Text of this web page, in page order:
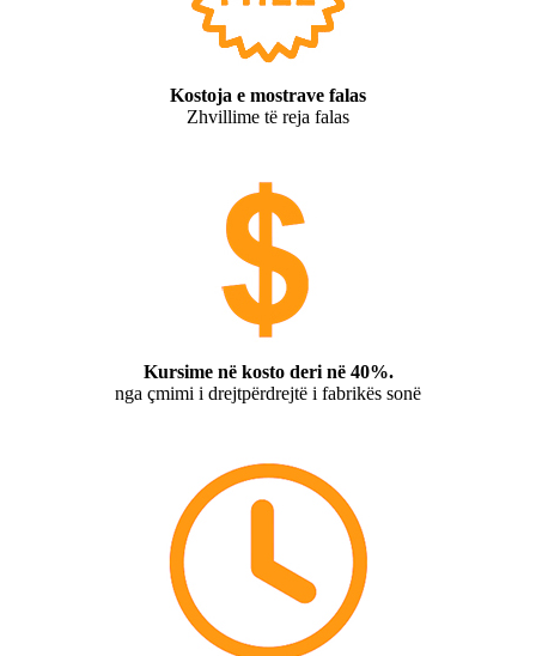
Kostoja e mostrave falas
Zhvillime të reja falas
Kursime në kosto deri në 40%.
nga çmimi i drejtpërdrejtë i fabrikës sonë